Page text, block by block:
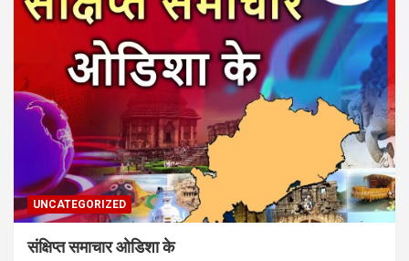
UNCATEGORIZED
संक्षिप्त समाचार ओडिशा के